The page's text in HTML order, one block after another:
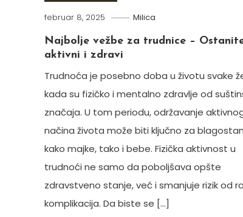
februar 8, 2025 Milica
Najbolje vežbe za trudnice –
aktivni i zdravi
Trudnoća je posebno doba u životu svake
kada su fizičko i mentalno zdravlje od
značaja. U tom periodu, održavanje
načina života može biti ključno za
kako majke, tako i bebe. Fizička aktivnost u
trudnoći ne samo da poboljšava opšte
zdravstveno stanje, već i smanjuje rizik od
komplikacija. Da biste se […]